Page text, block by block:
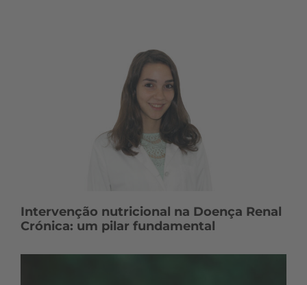
Intervenção nutricional na Doença Renal
Crónica: um pilar fundamental